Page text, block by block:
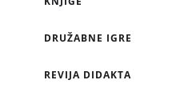
DRUŽABNE IGRE
REVIJA DIDAKTA